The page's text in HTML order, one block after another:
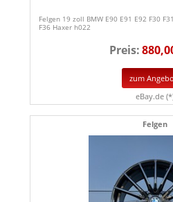
Felgen 19 zoll BMW E90 E91 E92 F30
F36 Haxer h022
Preis:
zum
eBay.de
Felgen